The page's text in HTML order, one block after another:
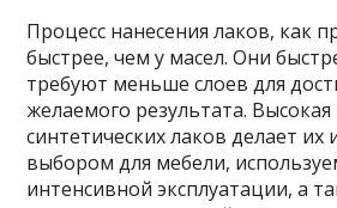
Процесс нанесения лаков, как
быстрее, чем у масел. Они
требуют меньше слоев для
желаемого результата. Высокая
синтетических лаков делает
выбором для мебели,
интенсивной эксплуатации, а